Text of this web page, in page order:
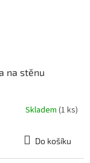
na stěnu
Skladem (1 ks)
Do košíku